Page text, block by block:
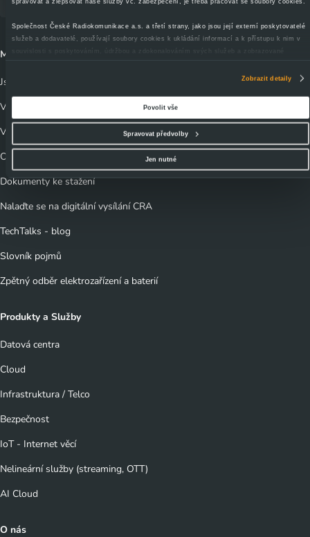
Společnost České Radiokomunikace a.s. a třetí strany, jako jsou její externí poskytovatelé
služeb a dodavatelé, používají soubory cookies k ukládání informací a k přístupu k nim v
souvislosti s poskytováním, údržbou a zdokonalováním svých služeb a zobrazované
vylepšování jejich výkonu i k personalizaci reklam a sdělovaného obsahu. Máte-li zájem
pokračujte dál na naše stránky. Váš souhlas uchováváme maximálně po dobu 12 měsíců.
Vybrané možnosti můžete kdykoliv změnit nebo odvolat souhlas ve svém nastavení.
Zobrazit detaily
Povolit vše
Spravovat předvolby
Jen nutné
Může vás zajímat
Jsem divák
Výluky a odstávky vysílačů
Vyjádření o existenci sítí
Obchodní kontakty
Dokumenty ke stažení
Nalaďte se na digitální vysílání CRA
TechTalks - blog
Slovník pojmů
Zpětný odběr elektrozařízení a baterií
Produkty a Služby
Datová centra
Cloud
Infrastruktura / Telco
Bezpečnost
IoT - Internet věcí
Nelineární služby (streaming, OTT)
AI Cloud
O nás